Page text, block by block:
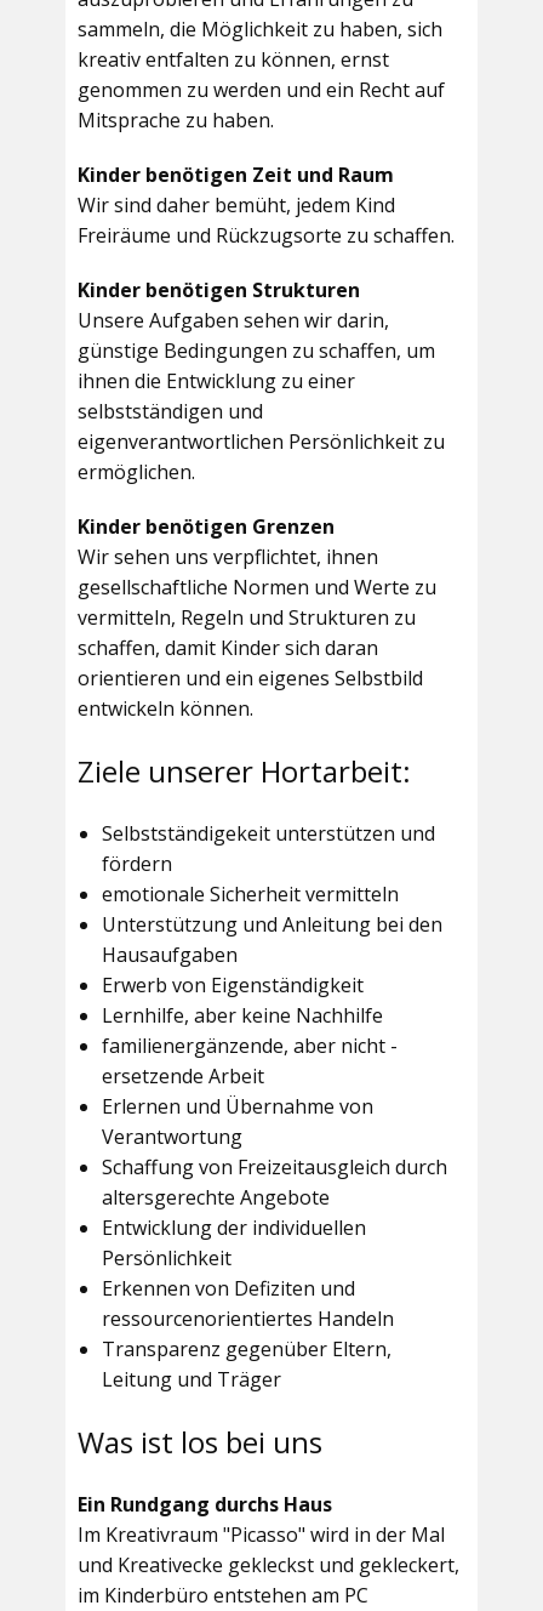
sammeln, die Möglichkeit zu haben, sich
kreativ entfalten zu können, ernst
genommen zu werden und ein Recht auf
Mitsprache zu haben.
Kinder benötigen Zeit und Raum
Wir sind daher bemüht, jedem Kind
Freiräume und Rückzugsorte zu schaffen.
Kinder benötigen Strukturen
Unsere Aufgaben sehen wir darin,
günstige Bedingungen zu schaffen, um
ihnen die Entwicklung zu einer
selbstständigen und
eigenverantwortlichen Persönlichkeit zu
ermöglichen.
Kinder benötigen Grenzen
Wir sehen uns verpflichtet, ihnen
gesellschaftliche Normen und Werte zu
vermitteln, Regeln und Strukturen zu
schaffen, damit Kinder sich daran
orientieren und ein eigenes Selbstbild
entwickeln können.
Ziele unserer Hortarbeit:
Selbstständigekeit unterstützen und
fördern
emotionale Sicherheit vermitteln
Unterstützung und Anleitung bei den
Hausaufgaben
Erwerb von Eigenständigkeit
Lernhilfe, aber keine Nachhilfe
familienergänzende, aber nicht -
ersetzende Arbeit
Erlernen und Übernahme von
Verantwortung
Schaffung von Freizeitausgleich durch
altersgerechte Angebote
Entwicklung der individuellen
Persönlichkeit
Erkennen von Defiziten und
ressourcenorientiertes Handeln
Transparenz gegenüber Eltern,
Leitung und Träger
Was ist los bei uns
Ein Rundgang durchs Haus
Im Kreativraum "Picasso" wird in der Mal
und Kreativecke gekleckst und gekleckert,
im Kinderbüro entstehen am PC